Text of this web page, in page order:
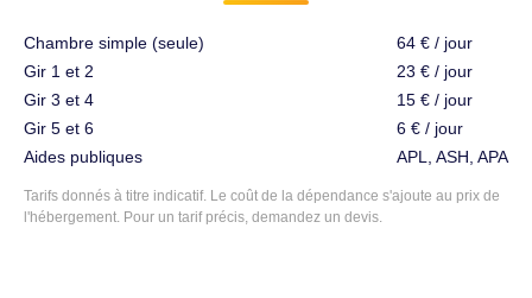
Chambre simple (seule)
Gir 1 et 2
Gir 3 et 4
Gir 5 et 6
Aides publiques
64 € / jour
23 € / jour
15 € / jour
6 € / jour
APL, ASH, APA
Tarifs donnés à titre indicatif. Le coût de la dépendance s'ajoute au prix de
l'hébergement. Pour un tarif précis, demandez un devis.